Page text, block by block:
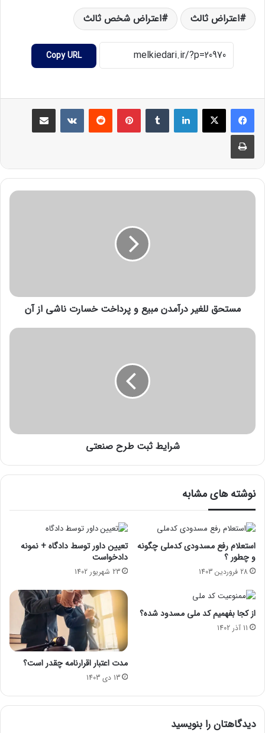
اعتراض ثالث اعتراض شخص ثالث
Copy URL
مستحق للغیر درآمدن مبیع و پرداخت خسارت ناشی از آن
شرایط ثبت طرح صنعتی
نوشته های مشابه
استعلام رفع مسدودی کدملی چگونه
و چطور ؟
28 فروردین 1403
تعیین داور توسط دادگاه + نمونه
دادخواست
23 شهریور 1402
از کجا بفهمیم کد ملی مسدود شده؟
11 آذر 1402
مدت اعتبار اقرارنامه چقدر است؟
13 دی 1403
دیدگاهتان را بنویسید